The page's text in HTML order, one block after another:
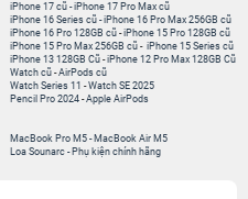
iPhone 17 cũ-iPhone 17 Pro Max cũ
iPhone 16 Series cũ- iPhone 16 Pro Max 256GB cũ
iPhone 16 Pro 128GB cũ-iPhone 15 Pro 128GB cũ
iPhone 15 Pro Max 256GB cũ- iPhone 15 Series cũ
iPhone 13 128GB Cũ-iPhone 12 Pro Max 128GB Cũ
Watch cũ-AirPods cũ
Watch Series 11 -Watch SE 2025
Pencil Pro 2024-Apple AirPods
MacBook Pro M5- MacBook Air M5
Loa Sounarc- Phụ kiện chính hãng